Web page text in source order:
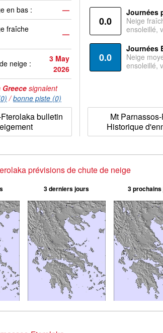
en bas :
—
fraîche
—
neige :
3 May
2026
Greece signalent
/bonne piste (0)
bulletin
0.0
Journées
Neige
ensoleillé,
0.0
Journées
Neige
ensoleillé,
Mt
Historique
prévisions de chute de neige
3 derniers jours 3